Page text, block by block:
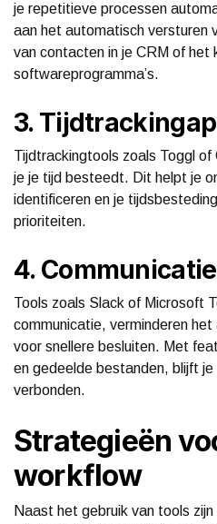
je repetitieve processen
aan het automatisch versturen
van contacten in je CRM of het
softwareprogramma’s.
3.
Tijdtrackingtools zoals Toggl of
je je tijd besteedt. Dit helpt je
identificeren en je
prioriteiten.
4.
Tools zoals Slack of Microsoft
communicatie, verminderen
voor snellere besluiten. Met
en gedeelde bestanden, blijft
verbonden.
Strategieën
workflow
Naast het gebruik van tools